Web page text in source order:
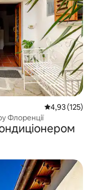
Середня
4,93 (125)
Флоренції